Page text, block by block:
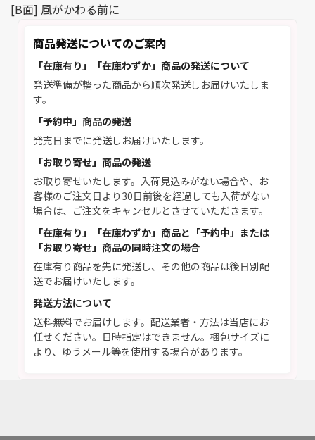
[B面] 風がかわる前に
商品発送についてのご案内
「在庫有り」「在庫わずか」商品の発送について
発送準備が整った商品から順次発送しお届けいたしま
す。
「予約中」商品の発送
発売日までに発送しお届けいたします。
「お取り寄せ」商品の発送
お取り寄せいたします。入荷見込みがない場合や、お
客様のご注文日より30日前後を経過しても入荷がない
場合は、ご注文をキャンセルとさせていただきます。
「在庫有り」「在庫わずか」商品と「予約中」または
「お取り寄せ」商品の同時注文の場合
在庫有り商品を先に発送し、その他の商品は後日別配
送でお届けいたします。
発送方法について
送料無料でお届けします。配送業者・方法は当店にお
任せください。日時指定はできません。梱包サイズに
より、ゆうメール等を使用する場合があります。